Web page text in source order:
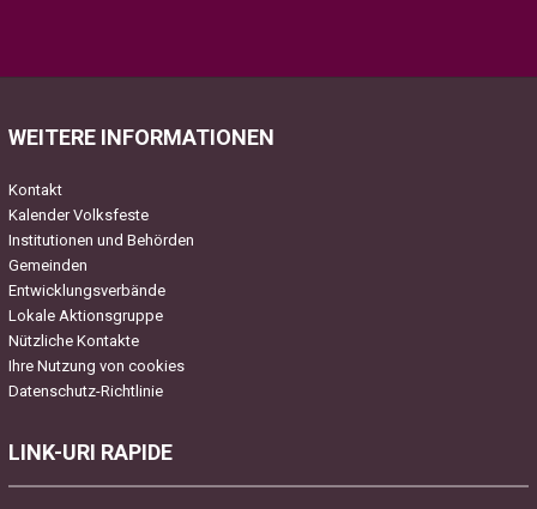
empty.
WEITERE INFORMATIONEN
Kontakt
Kalender Volksfeste
Institutionen und Behörden
Gemeinden
Entwicklungsverbände
Lokale Aktionsgruppe
Nützliche Kontakte
Ihre Nutzung von cookies
Datenschutz-Richtlinie
LINK-URI RAPIDE